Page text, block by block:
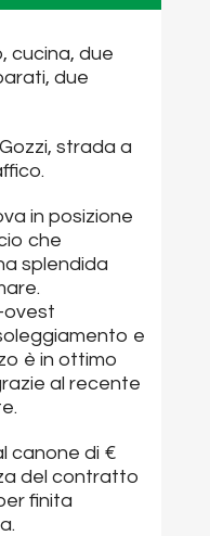
cucina, due
due
strada a
in posizione
che
splendida
ovest
e
è in ottimo
al recente
canone di €
del contratto
finita